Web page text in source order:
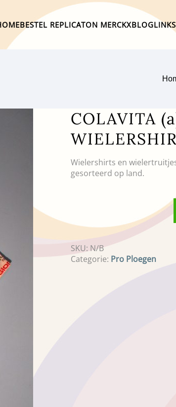
BESTEL REPLICATON MERCKXBLOGLINKS
COLAVITA
Wielershirts en
gesorteerd op land.
SKU: N/B
Categorie: Pro Ploegen